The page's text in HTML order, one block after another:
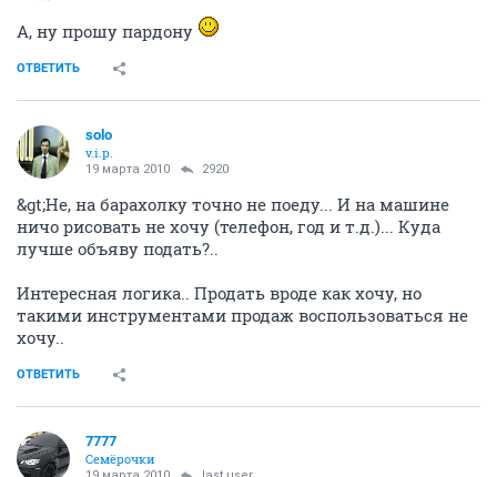
А, ну прошу пардону
ОТВЕТИТЬ
solo
v.i.p.
19 марта 2010 2920
&gt;Не, на барахолку точно не поеду... И на машине
ничо рисовать не хочу (телефон, год и т.д.)... Куда
лучше объяву подать?..
Интересная логика.. Продать вроде как хочу, но
такими инструментами продаж воспользоваться не
хочу..
ОТВЕТИТЬ
7777
Семёрочки